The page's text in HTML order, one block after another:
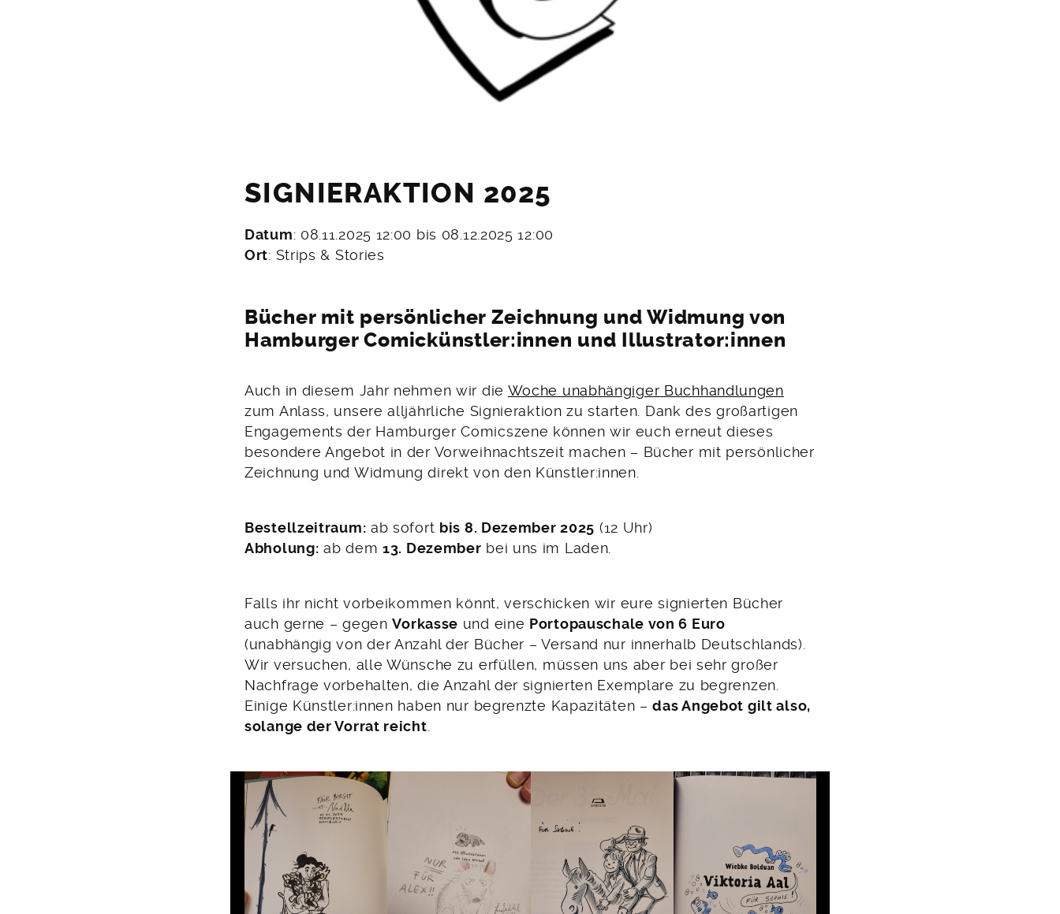
SIGNIERAKTION 2025
Datum: 08.11.2025 12:00 bis 08.12.2025 12:00
Ort: Strips & Stories
Bücher mit persönlicher Zeichnung und Widmung von
Hamburger Comickünstler:innen und Illustrator:innen
Auch in diesem Jahr nehmen wir die Woche unabhängiger Buchhandlungen
zum Anlass, unsere alljährliche Signieraktion zu starten. Dank des großartigen
Engagements der Hamburger Comicszene können wir euch erneut dieses
besondere Angebot in der Vorweihnachtszeit machen – Bücher mit persönlicher
Zeichnung und Widmung direkt von den Künstler:innen.
Bestellzeitraum: ab sofort bis 8. Dezember 2025 (12 Uhr)
Abholung: ab dem 13. Dezember bei uns im Laden.
Falls ihr nicht vorbeikommen könnt, verschicken wir eure signierten Bücher
auch gerne – gegenVorkasse und eine Portopauschale von 6 Euro
(unabhängig von der Anzahl der Bücher – Versand nur innerhalb Deutschlands).
Wir versuchen, alle Wünsche zu erfüllen, müssen uns aber bei sehr großer
Nachfrage vorbehalten, die Anzahl der signierten Exemplare zu begrenzen.
Einige Künstler:innen haben nur begrenzte Kapazitäten –das Angebot gilt also,
solange der Vorrat reicht.